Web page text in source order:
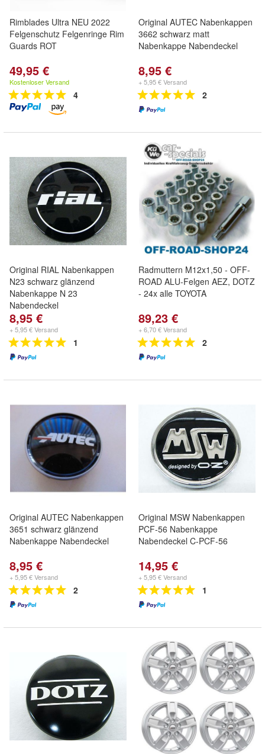
Rimblades Ultra NEU 2022
Felgenschutz Felgenringe Rim
Guards ROT
49,95 €
Kostenloser Versand
4
Original AUTEC Nabenkappen
3662 schwarz matt
Nabenkappe Nabendeckel
8,95 €
+ 5,95 € Versand
2
Original RIAL Nabenkappen
N23 schwarz glänzend
Nabenkappe N 23
Nabendeckel
8,95 €
+ 5,95 € Versand
1
Radmuttern M12x1,50 - OFF-
ROAD ALU-Felgen AEZ, DOTZ
- 24x alle TOYOTA
89,23 €
+ 6,70 € Versand
2
Original AUTEC Nabenkappen
3651 schwarz glänzend
Nabenkappe Nabendeckel
8,95 €
+ 5,95 € Versand
2
Original MSW Nabenkappen
PCF-56 Nabenkappe
Nabendeckel C-PCF-56
14,95 €
+ 5,95 € Versand
1